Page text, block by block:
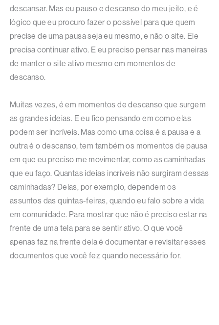
descansar. Mas eu pauso e descanso do meu jeito, e é
lógico que eu procuro fazer o possível para que quem
precise de uma pausa seja eu mesmo, e não o site. Ele
precisa continuar ativo. E eu preciso pensar nas maneiras
de manter o site ativo mesmo em momentos de
descanso.
Muitas vezes, é em momentos de descanso que surgem
as grandes ideias. E eu fico pensando em como elas
podem ser incríveis. Mas como uma coisa é a pausa e a
outra é o descanso, tem também os momentos de pausa
em que eu preciso me movimentar, como as caminhadas
que eu faço. Quantas ideias incríveis não surgiram dessas
caminhadas? Delas, por exemplo, dependem os
assuntos das quintas-feiras, quando eu falo sobre a vida
em comunidade. Para mostrar que não é preciso estar na
frente de uma tela para se sentir ativo. O que você
apenas faz na frente dela é documentar e revisitar esses
documentos que você fez quando necessário for.